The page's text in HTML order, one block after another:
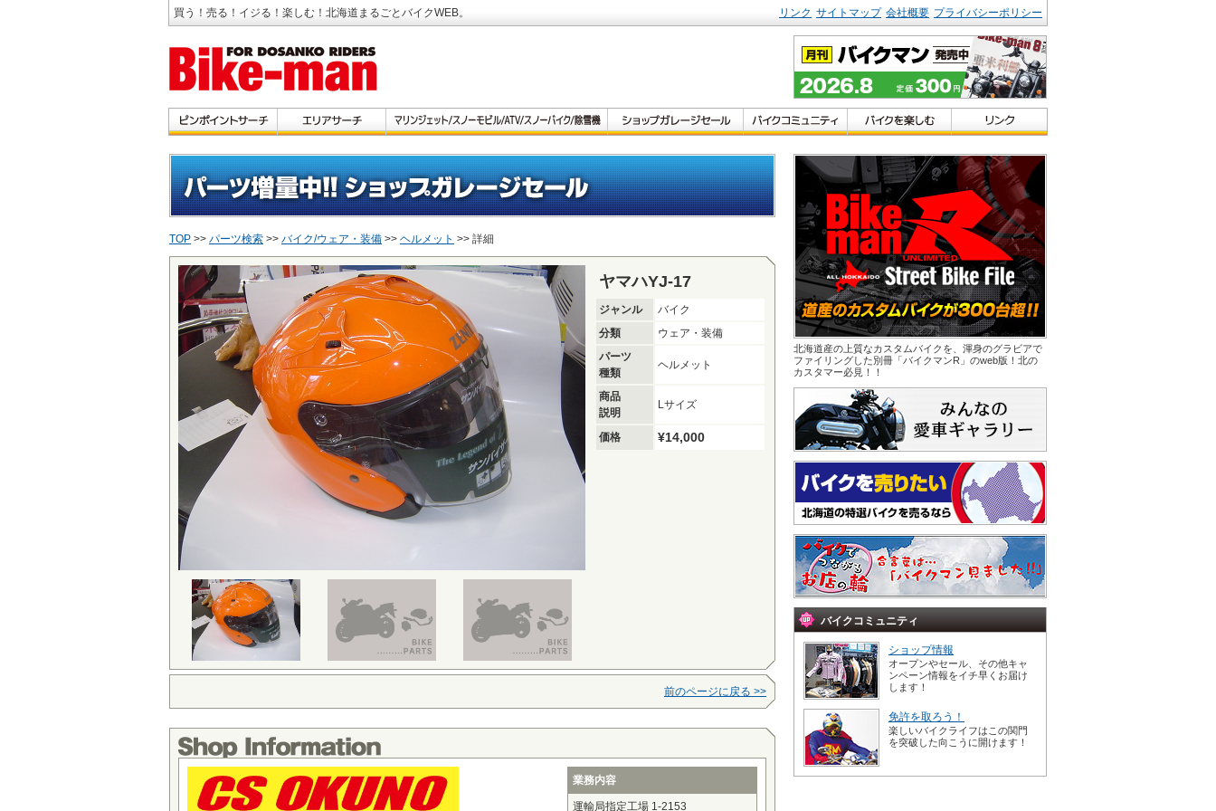
買う！売る！イジる！楽しむ！北海道まるごとバイクWEB。 リンク サイトマップ 会社概要 プライバシーポリシー
TOP >> パーツ検索 >> バイク/ウェア・装備 >> ヘルメット >> 詳細
ヤマハYJ-17
ジャンル
バイク
分類
ウェア・装備
パーツ
種類
ヘルメット
商品
説明
Lサイズ
価格 ¥14,000
前のページに戻る >>
業務内容
運輸局指定工場 1-2153
北海道産の上質なカスタムバイクを、渾身のグラビアで
ファイリングした別冊「バイクマンR」のweb版！北の
カスタマー必見！！
バイクコミュニティ
ショップ情報
オープンやセール、その他キャ
ンペーン情報をイチ早くお届け
します！
免許を取ろう！
楽しいバイクライフはこの関門
を突破した向こうに開けます！